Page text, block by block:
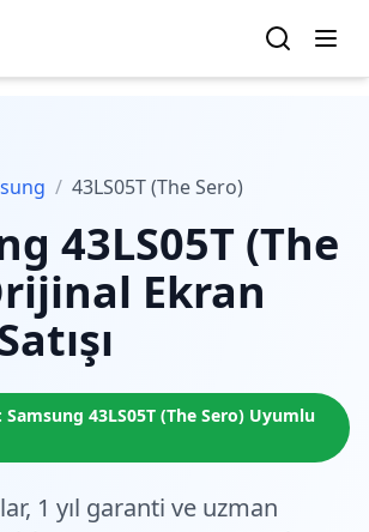
/ 43LS05T (The Sero)
43LS05T (The
Ekran
Samsung 43LS05T (The Sero) Uyumlu
1 yıl garanti ve uzman